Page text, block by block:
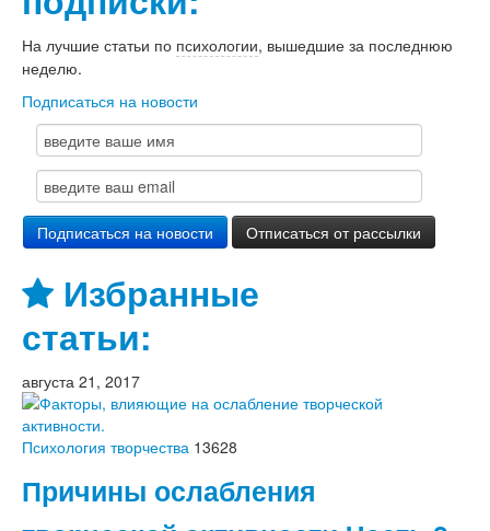
На лучшие статьи по психологии, вышедшие за последнюю
неделю.
Подписаться на новости
Избранные
статьи:
августа 21, 2017
Психология творчества 13628
Причины ослабления